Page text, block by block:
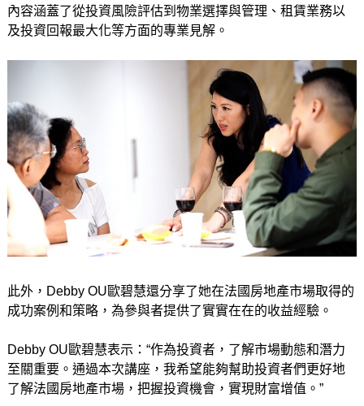
內容涵蓋了從投資風險評估到物業選擇與管理、租賃業務以
及投資回報最大化等方面的專業見解。
此外，Debby OU歐碧慧還分享了她在法國房地產市場取得的
成功案例和策略，為參與者提供了實實在在的收益經驗。
Debby OU歐碧慧表示：“作為投資者，了解市場動態和潛力
至關重要。通過本次講座，我希望能夠幫助投資者們更好地
了解法國房地產市場，把握投資機會，實現財富增值。”